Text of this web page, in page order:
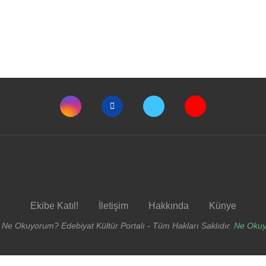
Ekibe Katıl! İletişim Hakkında Künye
Okuyorum? Edebiyat Kültür Portalı - Tüm Hakları Saklıdır. Ne